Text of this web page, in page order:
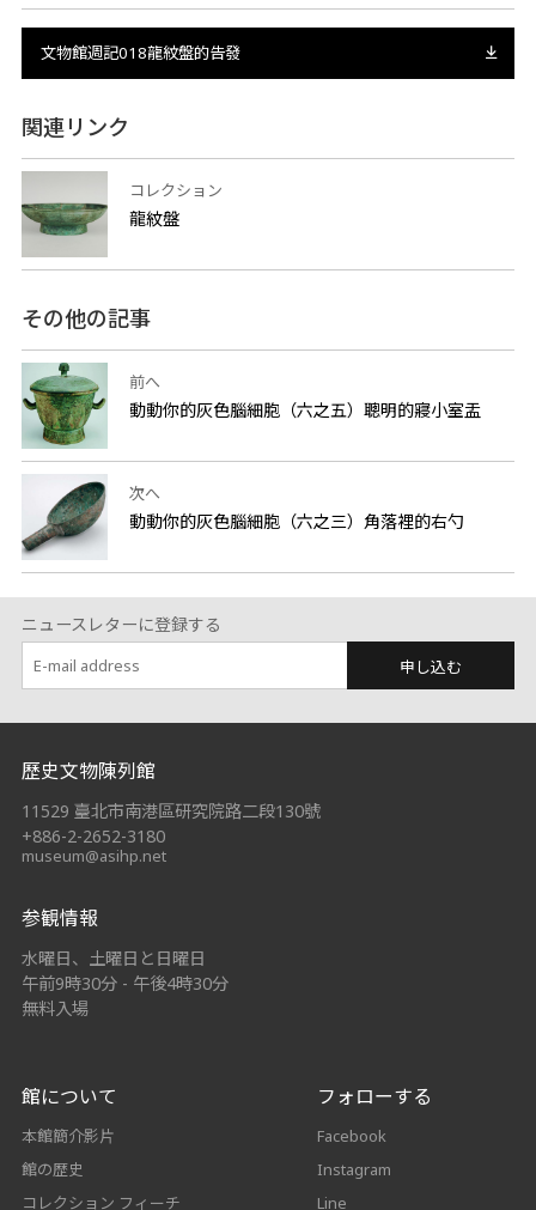
文物館週記018龍紋盤的告發
関連リンク
コレクション
龍紋盤
その他の記事
前へ
動動你的灰色腦細胞（六之五）聰明的寢小室盂
次へ
動動你的灰色腦細胞（六之三）角落裡的右勺
ニュースレターに登録する
申し込む
:::
歷史文物陳列館
11529 臺北市南港區研究院路二段130號
+886-2-2652-3180
museum@asihp.net
参観情報
水曜日、土曜日と日曜日
午前9時30分 - 午後4時30分
無料入場
館について
本館簡介影片
館の歴史
コレクション フィーチ
フォローする
Facebook
Instagram
Line